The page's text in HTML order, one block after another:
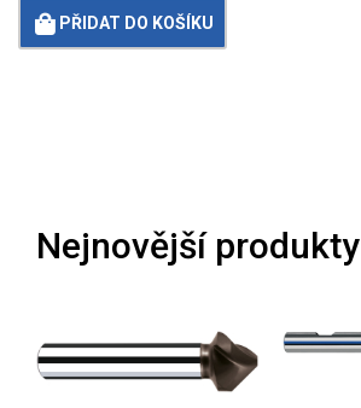
PŘIDAT DO KOŠÍKU
Nejnovější produkty